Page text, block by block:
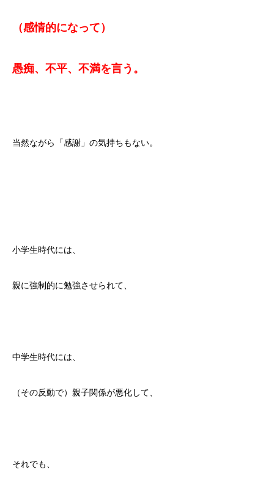
（感情的になって）
愚痴、不平、不満を言う。
当然ながら「感謝」の気持ちもない。
小学生時代には、
親に強制的に勉強させられて、
中学生時代には、
（その反動で）親子関係が悪化して、
それでも、